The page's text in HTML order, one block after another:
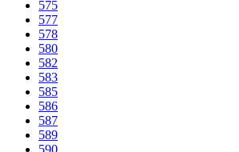
575
577
578
580
582
583
585
586
587
589